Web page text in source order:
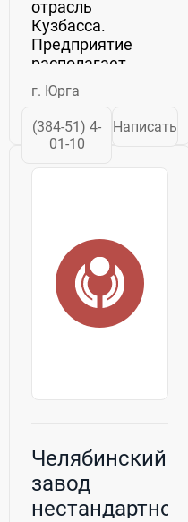
отрасль
Кузбасса.
Предприятие
располагает
собственной ТЭЦ,
большим
транспортным
парком,
складскими
железнодорожной
сортировочной...
г. Юрга
(384-51) 4-
01-10
Написать
Челябинский
завод
нестандартного